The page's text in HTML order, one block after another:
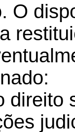
O
direito